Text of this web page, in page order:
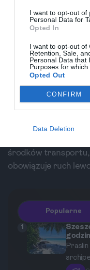
I want to opt-out of
Personal Data for
Opted In
I want to opt-out of
Retention, Sale,
Personal Data that
Purposes for which
Opted Out
CONFIRM
Data Deletion
Podczas pobytu na
ostrożność. Wyspa
turystów, ale jak
Unikajcie
zostawiajcie
samochodach czy
polecamy korzystać
rekomendowane
środków transportu,
obowiązuje ruch
Popularne
1